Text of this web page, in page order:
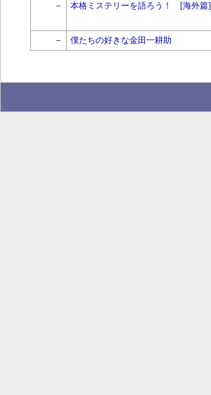
－ 本格ミステリーを語ろう！ [海外篇]
－ 僕たちの好きな金田一耕助